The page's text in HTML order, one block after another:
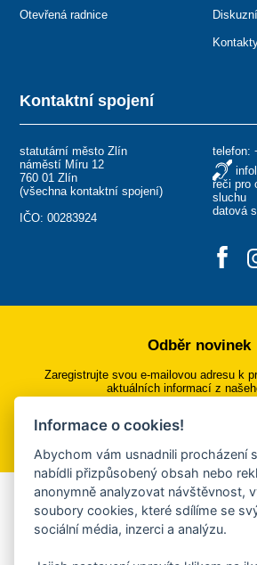
Kontaktní spojení
statutární město Zlín
náměstí Míru 12
760 01 Zlín
(všechna kontaktní spojení)
IČO: 00283924
telefon:
řeči pro
sluchu
datová
Otevřená radnice
Odběr novinek
Zaregistrujte svou e-mailovou adresu k
aktuálních informací z
Přihlásit se k odběru
Aplikace Mobilní
Chcete dostávat do svého mobilu či
Informace o cookies!
Abychom vám usnadnili procházení
nabídli přizpůsobený obsah nebo
anonymně analyzovat návštěvnost,
soubory cookies, které sdílíme se
sociální média, inzerci a analýzu.